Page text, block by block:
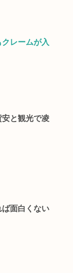
レームが入
と観光で凌
面白くない